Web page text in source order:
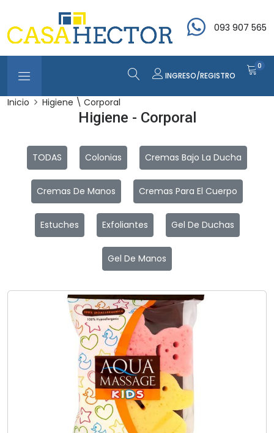
093 907 565
INGRESO/REGISTRO
0
Inicio Higiene \ Corporal
Higiene - Corporal
TODAS Colonias Cremas Bajo La Ducha
Cremas De Manos Cremas Para El Cuerpo
Estuches Exfoliantes Gel De Duchas
Gel De Manos